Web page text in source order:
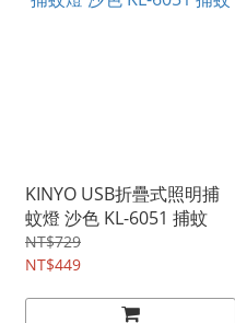
KINYO USB折疊式照明捕
蚊燈 沙色 KL-6051 捕蚊
NT$729
NT$449